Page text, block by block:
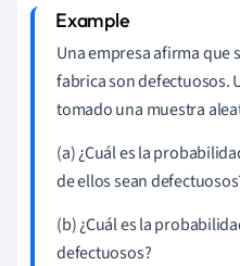
Una empresa afirma que
fabrica son defectuosos.
tomado una muestra
(a) ¿Cuál es la
de ellos sean
(b) ¿Cuál es la
defectuosos?